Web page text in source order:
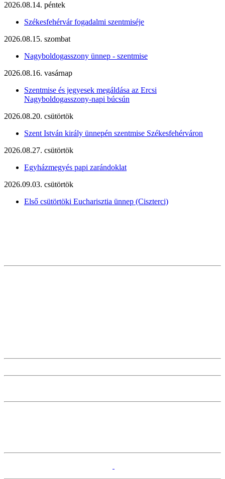
2026.08.14. péntek
Székesfehérvár fogadalmi szentmiséje
2026.08.15. szombat
Nagyboldogasszony ünnep - szentmise
2026.08.16. vasárnap
Szentmise és jegyesek megáldása az Ercsi
Nagyboldogasszony-napi búcsún
2026.08.20. csütörtök
Szent István király ünnepén szentmise Székesfehérváron
2026.08.27. csütörtök
Egyházmegyés papi zarándoklat
2026.09.03. csütörtök
Első csütörtöki Eucharisztia ünnep (Ciszterci)